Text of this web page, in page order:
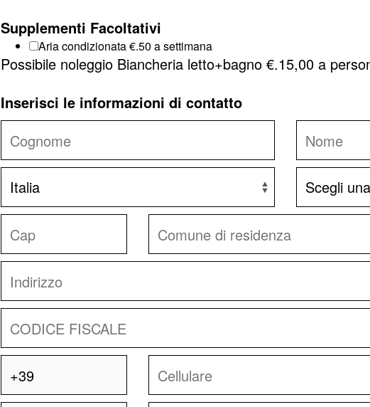
Supplementi Facoltativi
Aria condizionata €.50 a settimana
Possibile noleggio Biancheria letto+bagno €.15,00 a
Inserisci le informazioni di contatto